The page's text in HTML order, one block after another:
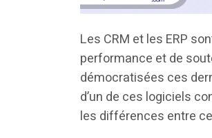
Les CRM et les ERP
performance et de
démocratisées ces
d’un de ces logiciels
les différences entre